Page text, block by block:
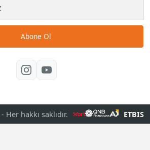
Abone Ol
- Her hakkı saklıdır. ETBIS